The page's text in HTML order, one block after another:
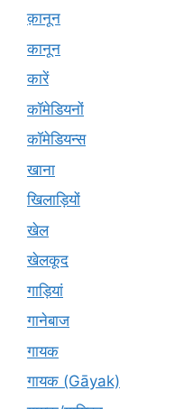
क़ानून
कानून
कारें
कॉमेडियनों
कॉमेडियन्स
खाना
खिलाड़ियों
खेल
खेलकूद
गाड़ियां
गानेबाज
गायक
गायक (Gāyak)